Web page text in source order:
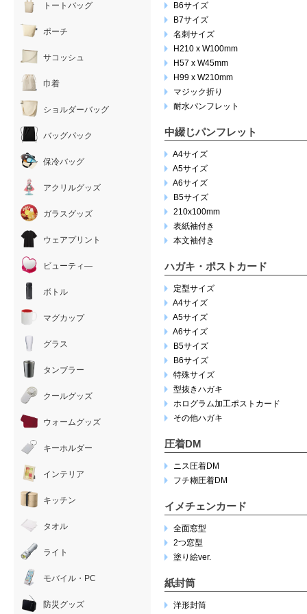
B6サイズ
B7サイズ
名刺サイズ
H210 x W100mm
H57 x W45mm
H99 x W210mm
マジック折り
耐水パンフレット
中綴じパンフレット
A4サイズ
A5サイズ
A6サイズ
B5サイズ
210x100mm
表紙袖付き
本文袖付き
ハガキ・ポストカード
定型サイズ
A4サイズ
A5サイズ
A6サイズ
B5サイズ
B6サイズ
特殊サイズ
型抜きハガキ
ホログラム加工ポストカード
その他ハガキ
圧着DM
ニス圧着DM
フチ糊圧着DM
イメチェンカード
全面窓型
2つ窓型
塗り絵ver.
紙封筒
洋形封筒
トートバッグ
ポーチ
サコッシュ
巾着
ショルダーバッグ
バッグパック
保冷バッグ
アクリルグッズ
ガラスグッズ
ウェアプリント
ビューティ―
ボトル
マグカップ
グラス
タンブラー
クールグッズ
ウォームグッズ
キーホルダー
インテリア
キッチン
タオル
ライト
モバイル・PC
防災グッズ